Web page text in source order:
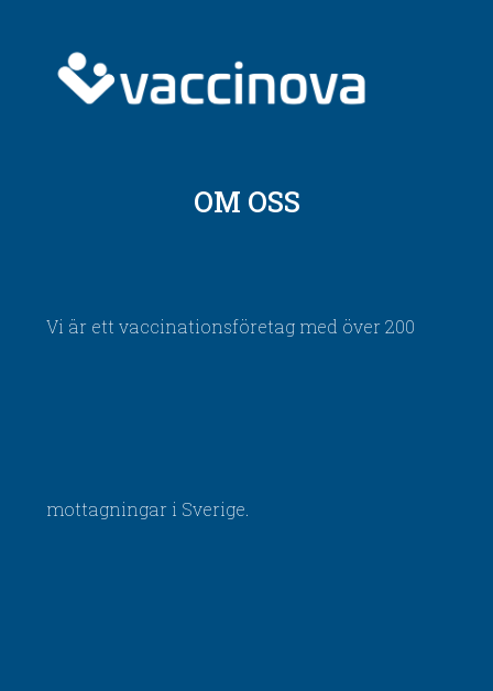
OM OSS
Vi är ett vaccinationsföretag med över 200
mottagningar i Sverige.